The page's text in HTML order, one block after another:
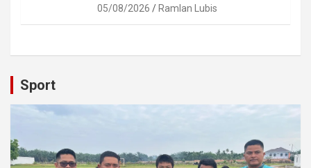
05/08/2026 Ramlan Lubis
Sport